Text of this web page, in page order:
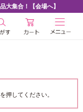
大集合！【会場へ】
押してください。